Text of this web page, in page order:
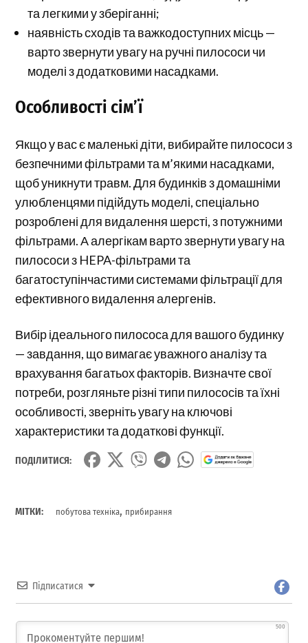
та легкими у зберіганні;
наявність сходів та важкодоступних місць —
варто звернути увагу на ручні пилососи чи
моделі з додатковими насадками.
Особливості сім’ї
Якщо у вас є маленькі діти, вибирайте пилососи з
безпечними фільтрами та м’якими насадками,
щоб уникнути травм. Для будинків з домашніми
улюбленцями підійдуть моделі, спеціально
розроблені для видалення шерсті, з потужними
фільтрами. А алергікам варто звернути увагу на
пилососи з HEPA-фільтрами та
багатоступінчастими системами фільтрації для
ефективного видалення алергенів.
Вибір ідеального пилососа для вашого будинку
— завдання, що вимагає уважного аналізу та
врахування багатьох факторів. Визначте свої
потреби, розгляньте різні типи пилососів та їхні
особливості, зверніть увагу на ключові
характеристики та додаткові функції.
ПОДІЛИТИСЯ:
МІТКИ: побутова техніка, прибирання
Підписатися
500